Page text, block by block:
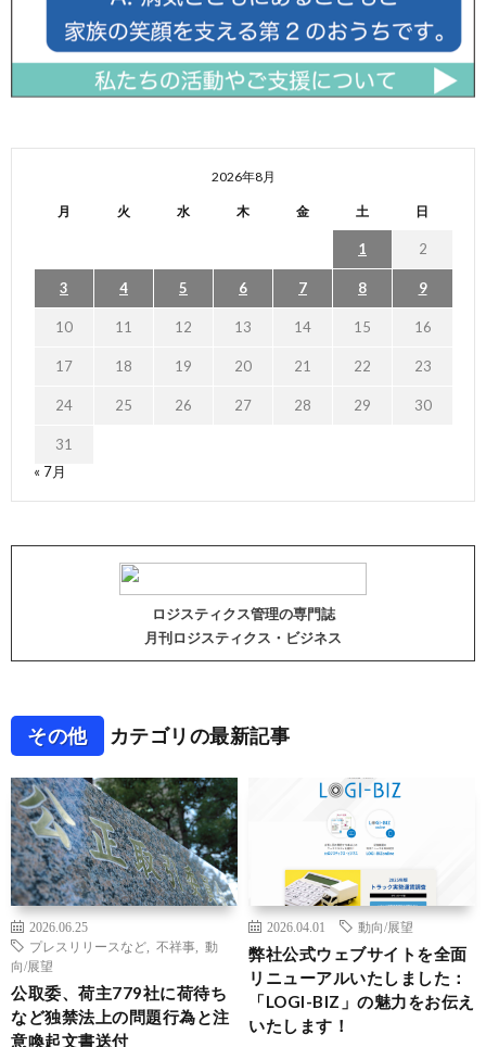
2026年8月
月 火 水 木 金 土 日
1 2
3 4 5 6 7 8 9
10 11 12 13 14 15 16
17 18 19 20 21 22 23
24 25 26 27 28 29 30
31
« 7月
ロジスティクス管理の専門誌
月刊ロジスティクス・ビジネス
その他 カテゴリの最新記事
2026.06.25
プレスリリースなど
不祥事
動
向/展望
公取委、荷主779社に荷待ち
など独禁法上の問題行為と注
意喚起文書送付
2026.04.01 動向/展望
弊社公式ウェブサイトを全面
リニューアルいたしました：
「LOGI-BIZ」の魅力をお伝え
いたします！